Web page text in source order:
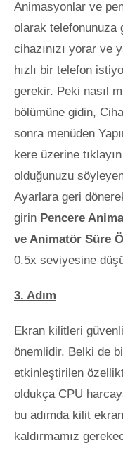
Animasyonlar ve
olarak telefonunuza
cihazınızı yorar ve
hızlı bir telefon
gerekir. Peki nasıl
bölümüne gidin,
sonra menüden
kere üzerine
olduğunuzu
Ayarlara geri
girin Pencere
ve Animatör Süre
0.5x seviyesine
3. Adım
Ekran kilitleri
önemlidir. Belki de
etkinleştirilen
oldukça CPU
bu adımda kilit
kaldırmamız